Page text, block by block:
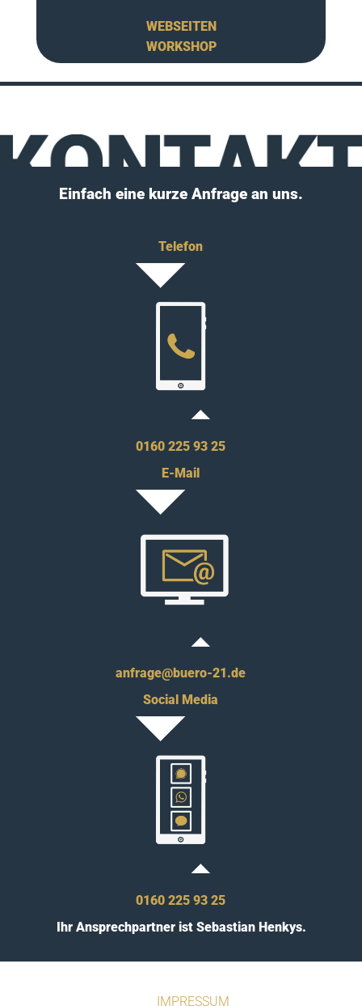
WEBSEITEN
WORKSHOP
Einfach eine kurze Anfrage an uns.
Telefon
0160 225 93 25
E-Mail
anfrage@buero-21.de
Social Media
0160 225 93 25
Ihr Ansprechpartner ist Sebastian Henkys.
IMPRESSUM